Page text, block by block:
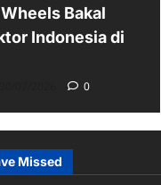
Bakal
Indonesia di
0
Missed